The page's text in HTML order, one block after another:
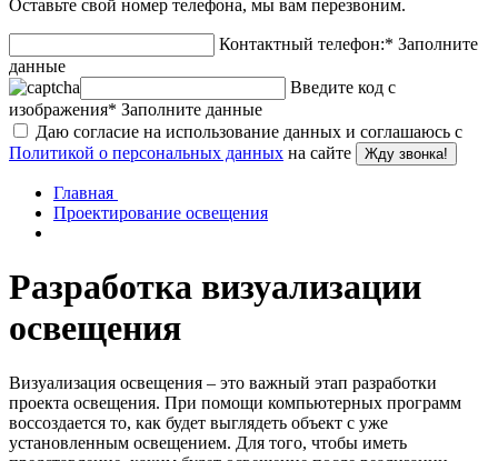
Оставьте свой номер телефона, мы вам перезвоним.
Контактный телефон:* Заполните
данные
Введите код с
изображения* Заполните данные
Даю согласие на использование данных и соглашаюсь с
Политикой о персональных данных на сайте Жду звонка!
Главная
Проектирование освещения
Разработка визуализации
освещения
Визуализация освещения – это важный этап разработки
проекта освещения. При помощи компьютерных программ
воссоздается то, как будет выглядеть объект с уже
установленным освещением. Для того, чтобы иметь